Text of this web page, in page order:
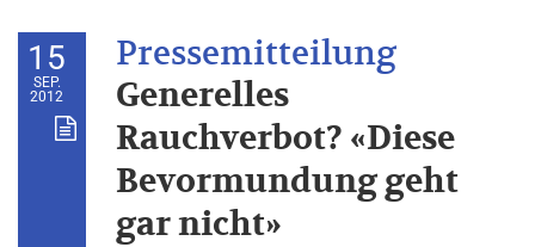
15
SEP.
2012
Generelles
Rauchverbot? «Diese
Bevormundung geht
gar nicht»